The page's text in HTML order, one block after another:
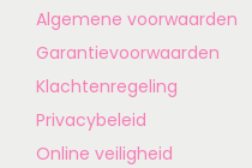
Algemene voorwaarden
Garantievoorwaarden
Klachtenregeling
Privacybeleid
Online veiligheid